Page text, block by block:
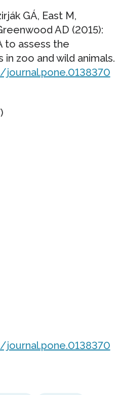
GÁ, East M,
AD (2015):
to assess the
zoo and wild animals.